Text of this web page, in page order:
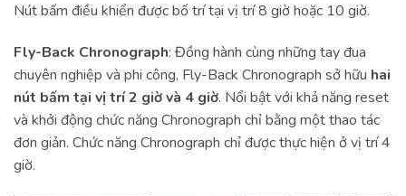
Nút bấm điều khiển được bố trí tại vị trí 8 giờ hoặc 10 giờ.
Fly-Back Chronograph: Đồng hành cùng những tay đua
chuyên nghiệp và phi công, Fly-Back Chronograph sở hữu hai
nút bấm tại vị trí 2 giờ và 4 giờ. Nổi bật với khả năng reset
và khởi động chức năng Chronograph chỉ bằng một thao tác
đơn giản. Chức năng Chronograph chỉ được thực hiện ở vị trí 4
giờ.